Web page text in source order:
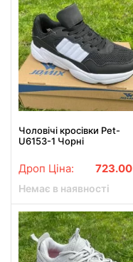
Чоловічі кросівки Pet-
U6153-1 Чорні
Дроп Ціна: 723.00
Немає в наявності